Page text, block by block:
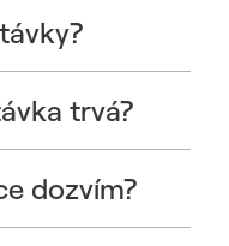
trvá?
dozvím?